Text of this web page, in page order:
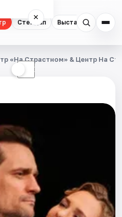
Стендап Выставки
×
☾
«На Страстном» & Центр На